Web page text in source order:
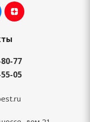
77
05